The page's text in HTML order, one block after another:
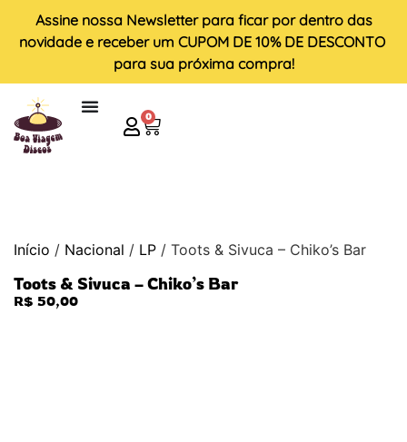
Assine nossa Newsletter para ficar por dentro das
novidade e receber um CUPOM DE 10% DE DESCONTO
para sua próxima compra!
0
Início / Nacional / LP / Toots & Sivuca – Chiko’s Bar
Toots & Sivuca – Chiko’s Bar
R$ 50,00